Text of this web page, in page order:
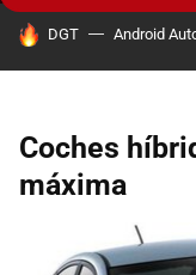
HOY SE HABLA DE
DGT Android
Coches
máxima